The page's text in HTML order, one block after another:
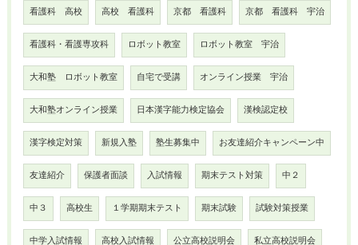
看護科 高校 高校 看護科 京都 看護科 京都 看護科 宇治
看護科・看護専攻科 ロボット教室 ロボット教室 宇治
大和塾 ロボット教室 自宅で受講 オンライン授業 宇治
大和塾オンライン授業 日本漢字能力検定協会 漢検認定校
漢字検定対策 新規入塾 塾生募集中 お友達紹介キャンペーン中
友達紹介 保護者面談 入試情報 期末テスト対策 中２
中３ 高校生 １学期期末テスト 期末試験 試験対策授業
中学入試情報 高校入試情報 公立高校説明会 私立高校説明会